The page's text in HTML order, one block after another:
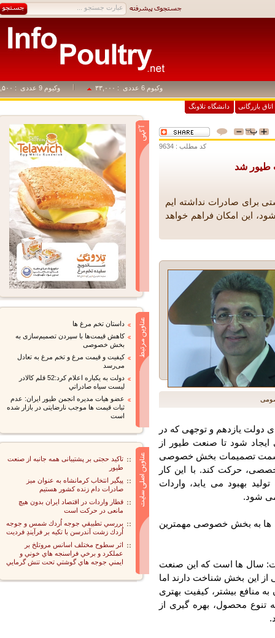
وکیوم 6 عددی : ۳۳,۰۰۰ وکیوم 9 عددی : ۴۹,۵۰۰
بازرگانی دانشگاه تلاونگ
کد مطلب : 9634
شد
صادرات نداشته ایم
این امکان فراهم خواهد
یازدهم و توجهی که در
شود تا صنعت طیور از
تصمیمات بخش خصوصی
حرکت کند. با این کار
بهبود می یابد، واردات
شود.
ها به بخش خصوصی مهمترین
سال ها است که این صنعت
این بخش شناخت دارند اما
بیشتر، کیفیت بهتری
محصول، بهره گیری از
داستان تخم مرغ ها
کاهش قیمت‌ها با سپردن تصمیم‌سازی به
بخش خصوصی
کیفیت و قیمت مرغ و تخم مرغ به تعادل
می‌رسد
دولت به يكباره اعلام كرد:52 قلم كالادر
ليست سياه صادراتي
عضو هیات مدیره انجمن طیور ایران: عدم
ثبات قیمت ها موجب نارضایتی در بازار شده
است
تاکید حجتی بر پشتیبانی همه جانبه از صنعت
طیور
پیگیر انتخاب کرمانشاه به عنوان میز
صادرات دام زنده کشور هستیم
قطار واردات در اقتصاد ایران بدون هیچ
مانعی در حرکت است
بررسي تطبيقي جوجه اُردك شمس و جوجه
اُردك زشت آندرسن با تكيه بر فرآيندِ فرديت
اثر سطوح مختلف اسانس مروتلخ بر
عملكرد و برخي فراسنجه هاي خوني و
ايمني جوجه هاي گوشتي تحت تنش گرمايي